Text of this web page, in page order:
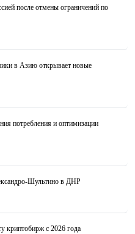
после отмены ограничений по
в Азию открывает новые
потребления и оптимизации
Шультино в ДНР
криптобирж с 2026 года